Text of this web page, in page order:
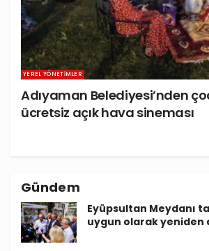
YEREL YÖNETIMLER
Adıyaman Belediyesi’nden
ücretsiz açık hava sineması
Gündem
Eyüpsultan Meydanı
uygun olarak yeniden